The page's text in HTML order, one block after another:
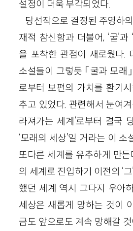
설정이 더욱 부각되었다.
당선작으로 결정된 주영하의
재적 참신함과 더불어, ‘굴’과
을 포착한 관점이 새로웠다.
소설들이 그렇듯 「굴과 모래
로부터 보편의 가치를 환기
추고 있었다. 관련해서 눈여
라져가는 세계’로부터 결국
‘모래의 세상’일 거라는 이 소
또다른 세계를 유추하게 만
의 세계로 진입하기 이전의 ‘그
했던 세계 역시 그다지 우아
세상은 새롭게 망하는 것이
금도 앞으로도 계속 망해갈 것